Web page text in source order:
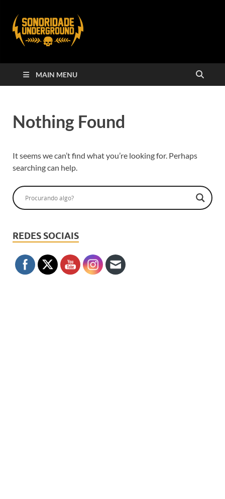
MAIN MENU
Nothing Found
It seems we can’t find what you’re looking for. Perhaps
searching can help.
REDES SOCIAIS